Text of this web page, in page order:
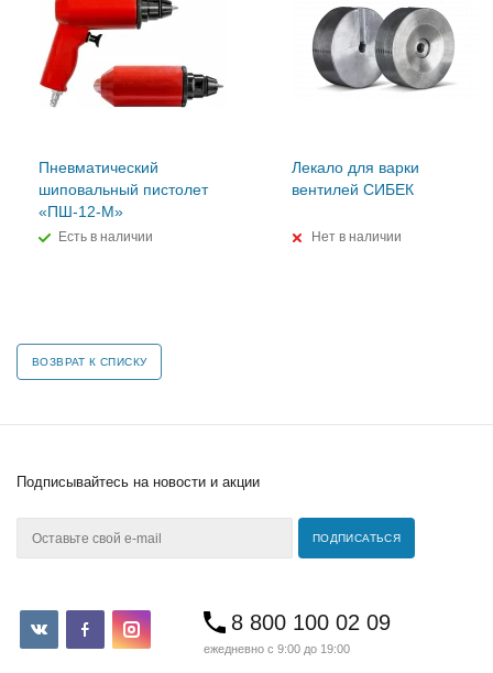
Пневматический
шиповальный пистолет
«ПШ-12-М»
Есть в наличии
Лекало для варки
вентилей СИБЕК
Нет в наличии
ВОЗВРАТ К СПИСКУ
Подписывайтесь на новости и акции
8 800 100 02 09
ежедневно с 9:00 до 19:00